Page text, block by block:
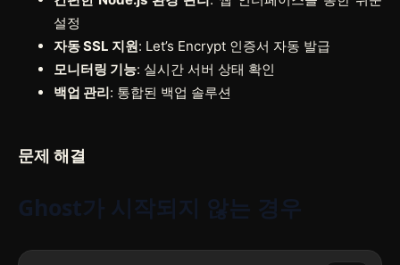
설정
자동 SSL 지원: Let’s Encrypt 인증서 자동 발급
모니터링 기능: 실시간 서버 상태 확인
백업 관리: 통합된 백업 솔루션
문제 해결
Ghost가 시작되지 않는 경우